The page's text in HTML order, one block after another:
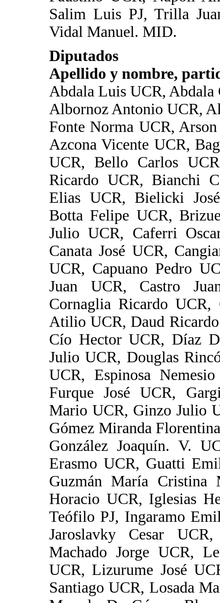
Salim Luis PJ, Trilla
Vidal Manuel. MID.
Diputados
Apellido y nombre,
Abdala Luis UCR, Abdala
Albornoz Antonio UCR,
Fonte Norma UCR,
Azcona Vicente UCR,
UCR, Bello Carlos
Ricardo UCR, Bianchi
Elias UCR, Bielicki
Botta Felipe UCR,
Julio UCR, Caferri
Canata José UCR,
UCR, Capuano Pedro
Juan UCR, Castro
Cornaglia Ricardo UCR,
Atilio UCR, Daud
Cío Hector UCR, Díaz
Julio UCR, Douglas
UCR, Espinosa
Furque José UCR,
Mario UCR, Ginzo Julio
Gómez Miranda
González Joaquín. V.
Erasmo UCR, Guatti
Guzmán María Cristina
Horacio UCR, Iglesias
Teófilo PJ, Ingaramo
Jaroslavky Cesar
Machado Jorge UCR,
UCR, Lizurume José
Santiago UCR, Losada